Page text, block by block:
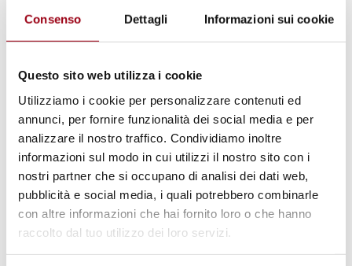
Consenso Dettagli Informazioni sui cookie
Questo sito web utilizza i cookie
Utilizziamo i cookie per personalizzare contenuti ed
annunci, per fornire funzionalità dei social media e per
analizzare il nostro traffico. Condividiamo inoltre
informazioni sul modo in cui utilizzi il nostro sito con i
nostri partner che si occupano di analisi dei dati web,
pubblicità e social media, i quali potrebbero combinarle
con altre informazioni che hai fornito loro o che hanno
raccolto dal tuo utilizzo dei loro servizi.
6 e 7.
Articolo 9.
Il Segretario generale dell’Organizzazione
delle Nazioni Unite sarà il depositario del
presente Protocollo.
Articolo 10.
Il presente Protocollo sarà aperto alla firma
dagli Stati firmatari e delle Organizzazioni
regionali d’integrazione della Convenzione